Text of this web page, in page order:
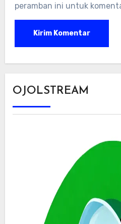
peramban ini untuk
OJOLSTREAM